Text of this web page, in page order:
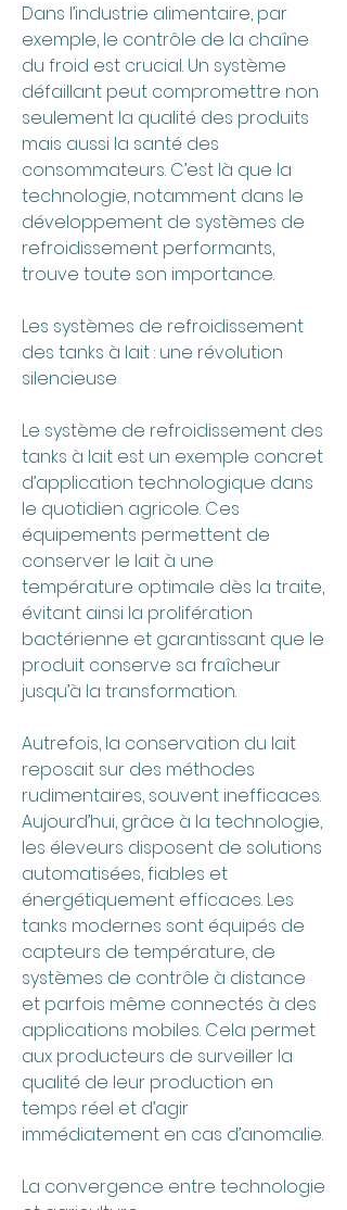
Dans l’industrie alimentaire, par
exemple, le contrôle de la chaîne
du froid est crucial. Un système
défaillant peut compromettre non
seulement la qualité des produits
mais aussi la santé des
consommateurs. C’est là que la
technologie, notamment dans le
développement de systèmes de
refroidissement performants,
trouve toute son importance.
Les systèmes de refroidissement
des tanks à lait : une révolution
silencieuse
Le système de refroidissement des
tanks à lait est un exemple concret
d’application technologique dans
le quotidien agricole. Ces
équipements permettent de
conserver le lait à une
température optimale dès la traite,
évitant ainsi la prolifération
bactérienne et garantissant que le
produit conserve sa fraîcheur
jusqu’à la transformation.
Autrefois, la conservation du lait
reposait sur des méthodes
rudimentaires, souvent inefficaces.
Aujourd’hui, grâce à la technologie,
les éleveurs disposent de solutions
automatisées, fiables et
énergétiquement efficaces. Les
tanks modernes sont équipés de
capteurs de température, de
systèmes de contrôle à distance
et parfois même connectés à des
applications mobiles. Cela permet
aux producteurs de surveiller la
qualité de leur production en
temps réel et d’agir
immédiatement en cas d’anomalie.
La convergence entre technologie